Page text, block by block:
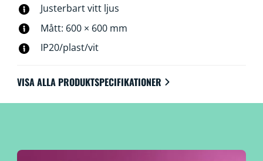
Justerbart vitt ljus
Mått: 600 × 600 mm
IP20/plast/vit
VISA ALLA PRODUKTSPECIFIKATIONER